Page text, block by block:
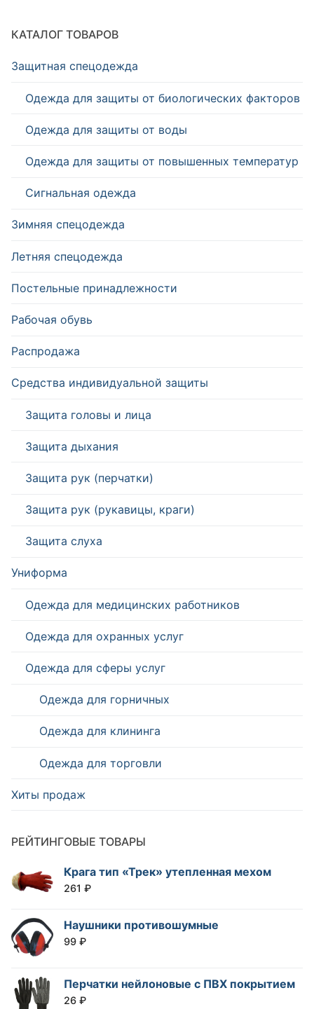
КАТАЛОГ ТОВАРОВ
Защитная спецодежда
Одежда для защиты от биологических факторов
Одежда для защиты от воды
Одежда для защиты от повышенных температур
Сигнальная одежда
Зимняя спецодежда
Летняя спецодежда
Постельные принадлежности
Рабочая обувь
Распродажа
Средства индивидуальной защиты
Защита головы и лица
Защита дыхания
Защита рук (перчатки)
Защита рук (рукавицы, краги)
Защита слуха
Униформа
Одежда для медицинских работников
Одежда для охранных услуг
Одежда для сферы услуг
Одежда для горничных
Одежда для клининга
Одежда для торговли
Хиты продаж
РЕЙТИНГОВЫЕ ТОВАРЫ
Крага тип «Трек» утепленная мехом
261 ₽
Наушники противошумные
99 ₽
Перчатки нейлоновые с ПВХ покрытием
26 ₽